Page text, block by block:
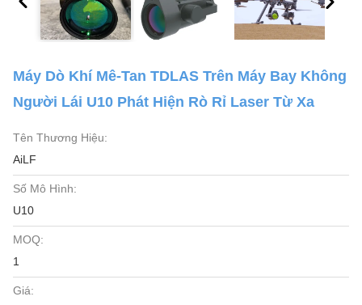
Máy Dò Khí Mê-Tan TDLAS Trên Máy Bay Không
Người Lái U10 Phát Hiện Rò Rỉ Laser Từ Xa
Tên Thương Hiệu:
AiLF
Số Mô Hình:
U10
MOQ:
1
Giá: